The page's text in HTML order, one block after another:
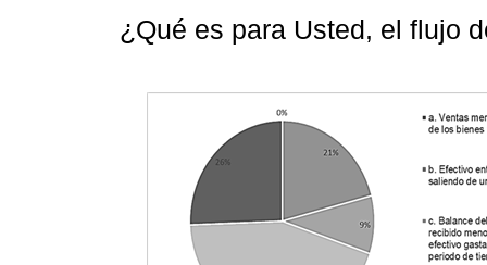
¿Qué es para Usted, el flujo